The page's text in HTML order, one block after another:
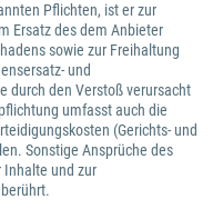
Pflichten, ist er zur
Ersatz des dem Anbieter
sowie zur Freihaltung
und
durch den Verstoß verursacht
umfasst auch die
(Gerichts- und
Sonstige Ansprüche des
Inhalte und zur